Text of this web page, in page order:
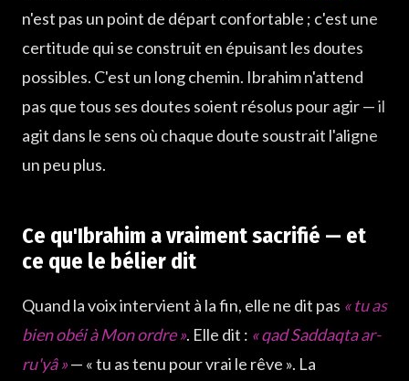
n'est pas un point de départ confortable ; c'est une
certitude qui se construit en épuisant les doutes
possibles. C'est un long chemin. Ibrahim n'attend
pas que tous ses doutes soient résolus pour agir — il
agit dans le sens où chaque doute soustrait l'aligne
un peu plus.
Ce qu'Ibrahim a vraiment sacrifié — et
ce que le bélier dit
Quand la voix intervient à la fin, elle ne dit pas « tu as
bien obéi à Mon ordre ». Elle dit : « qad Saddaqta ar-
ru'yâ »— « tu as tenu pour vrai le rêve ». La